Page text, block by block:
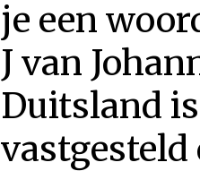
je een
J van
Duitsland
vastgesteld